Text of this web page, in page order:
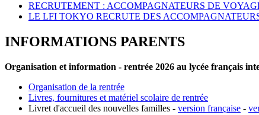
RECRUTEMENT : ACCOMPAGNATEURS DE
LE LFI TOKYO RECRUTE DES
INFORMATIONS PARENTS
Organisation et information - rentrée 2026 au lycée français
Organisation de la rentrée
Livres, fournitures et matériel scolaire de rentrée
Livret d'accueil des nouvelles familles - version française -